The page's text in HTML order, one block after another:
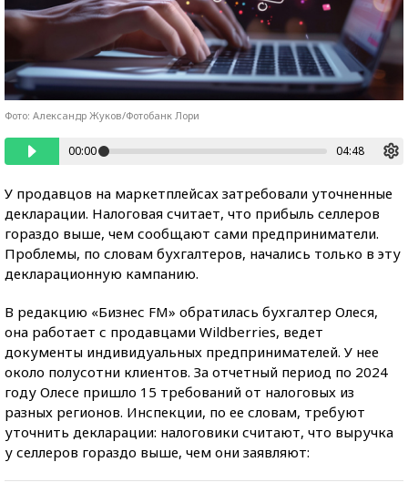
Фото: Александр Жуков/Фотобанк Лори
00:00 04:48
У продавцов на маркетплейсах затребовали уточненные
декларации. Налоговая считает, что прибыль селлеров
гораздо выше, чем сообщают сами предприниматели.
Проблемы, по словам бухгалтеров, начались только в эту
декларационную кампанию.
В редакцию «Бизнес FM» обратилась бухгалтер Олеся,
она работает с продавцами Wildberries, ведет
документы индивидуальных предпринимателей. У нее
около полусотни клиентов. За отчетный период по 2024
году Олесе пришло 15 требований от налоговых из
разных регионов. Инспекции, по ее словам, требуют
уточнить декларации: налоговики считают, что выручка
у селлеров гораздо выше, чем они заявляют: